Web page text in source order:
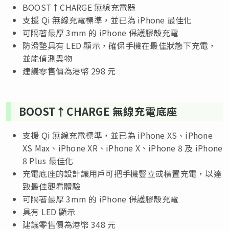
BOOST↑CHARGE 無線充電器
支援 Qi 無線充電標準，並已為 iPhone 最佳化
可隔著最厚 3mm 的 iPhone 保護膠殼充電
防滑墊具有 LED 顯示，確保手機在最佳狀態下充電，
並能偵測異物
建議零售價為港幣 298 元
BOOST↑CHARGE 無線充電底座
支援 Qi 無線充電標準，並已為 iPhone XS、iPhone
XS Max、iPhone XR、iPhone X、iPhone 8 及 iPhone
8 Plus 最佳化
充電底座的設計讓用戶可把手機豎立或橫置充電，以達
致最佳觀看體驗
可隔著最厚 3mm 的 iPhone 保護膠殼充電
具有 LED 顯示
建議零售價為港幣 348 元